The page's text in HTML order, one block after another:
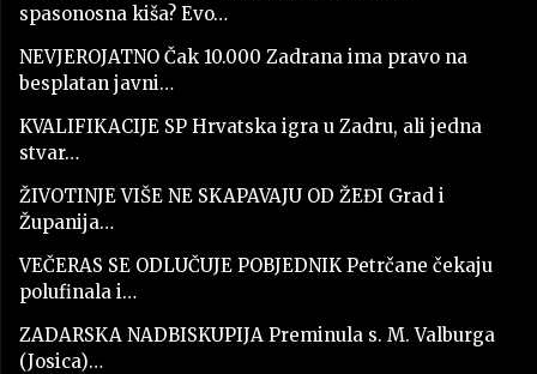
spasonosna kiša? Evo…
NEVJEROJATNO Čak 10.000 Zadrana ima pravo na
besplatan javni…
KVALIFIKACIJE SP Hrvatska igra u Zadru, ali jedna
stvar…
ŽIVOTINJE VIŠE NE SKAPAVAJU OD ŽEĐI Grad i
Županija…
VEČERAS SE ODLUČUJE POBJEDNIK Petrčane čekaju
polufinala i…
ZADARSKA NADBISKUPIJA Preminula s. M. Valburga
(Josica)…